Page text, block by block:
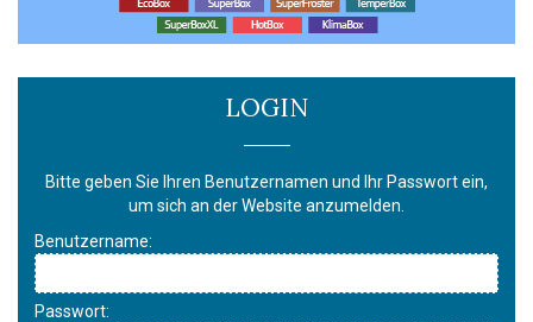
LOGIN
Bitte geben Sie Ihren Benutzernamen und Ihr Passwort ein,
um sich an der Website anzumelden.
Benutzername:
Passwort: